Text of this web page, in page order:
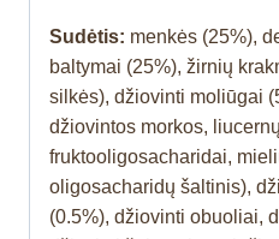
Sudėtis: menkės (25%),
baltymai (25%), žirnių
silkės), džiovinti moliūgai
džiovintos morkos,
fruktooligosacharidai,
oligosacharidų šaltinis),
(0.5%), džiovinti obuoliai,